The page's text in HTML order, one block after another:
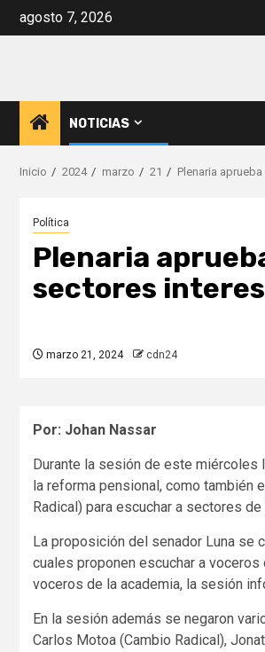
agosto 7, 2026
NOTICIAS
Inicio 2024 marzo 21 Plenaria
Política
Plenaria
sectores
marzo 21, 2024 cdn24
Por: Johan Nassar
Durante la sesión de este miércoles
la reforma pensional, como también
Radical) para escuchar a sectores
La proposición del senador Luna se
cuales proponen escuchar a
voceros de la academia, la sesión
En la sesión además se negaron
Carlos Motoa (Cambio Radical),